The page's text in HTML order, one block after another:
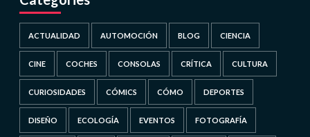
ACTUALIDAD AUTOMOCIÓN BLOG CIENCIA
CINE COCHES CONSOLAS CRÍTICA CULTURA
CURIOSIDADES CÓMICS CÓMO DEPORTES
DISEÑO ECOLOGÍA EVENTOS FOTOGRAFÍA